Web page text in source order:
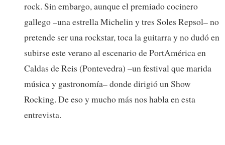
rock. Sin embargo, aunque el premiado cocinero
gallego –una estrella Michelin y tres Soles Repsol– no
pretende ser una rockstar, toca la guitarra y no dudó en
subirse este verano al escenario de PortAmérica en
Caldas de Reis (Pontevedra) –un festival que marida
música y gastronomía– donde dirigió un Show
Rocking. De eso y mucho más nos habla en esta
entrevista.